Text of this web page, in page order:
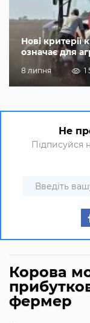
Нові
означає для
8 липня 1
Не
Підписуйся
Корова
фермер